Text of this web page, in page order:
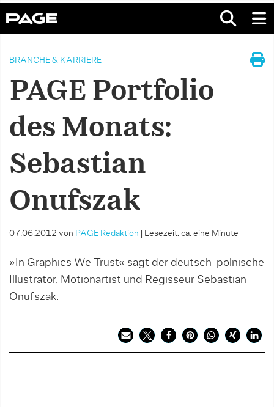
BRANCHE & KARRIERE
PAGE Portfolio
des Monats:
Sebastian
Onufszak
07.06.2012 von PAGE Redaktion Lesezeit: ca. eine Minute
»In Graphics We Trust« sagt der deutsch-polnische
Illustrator, Motionartist und Regisseur Sebastian
Onufszak.